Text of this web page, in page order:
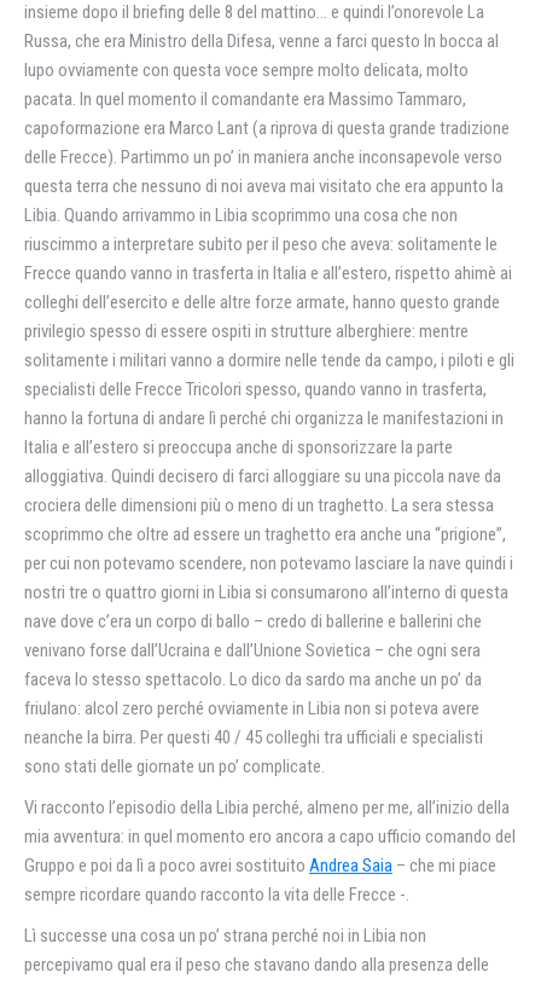
insieme dopo il briefing delle 8 del mattino… e quindi l’onorevole La
Russa, che era Ministro della Difesa, venne a farci questo In bocca al
lupo ovviamente con questa voce sempre molto delicata, molto
pacata. In quel momento il comandante era Massimo Tammaro,
capoformazione era Marco Lant (a riprova di questa grande tradizione
delle Frecce). Partimmo un po’ in maniera anche inconsapevole verso
questa terra che nessuno di noi aveva mai visitato che era appunto la
Libia. Quando arrivammo in Libia scoprimmo una cosa che non
riuscimmo a interpretare subito per il peso che aveva: solitamente le
Frecce quando vanno in trasferta in Italia e all’estero, rispetto ahimè ai
colleghi dell’esercito e delle altre forze armate, hanno questo grande
privilegio spesso di essere ospiti in strutture alberghiere: mentre
solitamente i militari vanno a dormire nelle tende da campo, i piloti e gli
specialisti delle Frecce Tricolori spesso, quando vanno in trasferta,
hanno la fortuna di andare lì perché chi organizza le manifestazioni in
Italia e all’estero si preoccupa anche di sponsorizzare la parte
alloggiativa. Quindi decisero di farci alloggiare su una piccola nave da
crociera delle dimensioni più o meno di un traghetto. La sera stessa
scoprimmo che oltre ad essere un traghetto era anche una “prigione”,
per cui non potevamo scendere, non potevamo lasciare la nave quindi i
nostri tre o quattro giorni in Libia si consumarono all’interno di questa
nave dove c’era un corpo di ballo – credo di ballerine e ballerini che
venivano forse dall’Ucraina e dall’Unione Sovietica – che ogni sera
faceva lo stesso spettacolo. Lo dico da sardo ma anche un po’ da
friulano: alcol zero perché ovviamente in Libia non si poteva avere
neanche la birra. Per questi 40 / 45 colleghi tra ufficiali e specialisti
sono stati delle giornate un po’ complicate.
Vi racconto l’episodio della Libia perché, almeno per me, all’inizio della
mia avventura: in quel momento ero ancora a capo ufficio comando del
Gruppo e poi da lì a poco avrei sostituito Andrea Saia – che mi piace
sempre ricordare quando racconto la vita delle Frecce -.
Lì successe una cosa un po’ strana perché noi in Libia non
percepivamo qual era il peso che stavano dando alla presenza delle